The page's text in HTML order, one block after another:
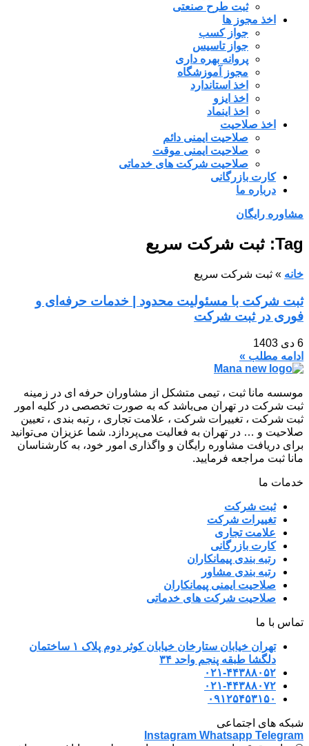
ثبت طرح صنعتی
اخذ مجوز ها
جواز کسب
جواز تاسیس
پروانه بهره داری
مجوز آموزشگاه
اخذ استاندارد
اخذ ایزو
اخذ اینماد
اخذ صلاحیت
صلاحیت ایمنی دائم
صلاحیت ایمنی موقت
صلاحیت شرکت های خدماتی
کارت بازرگانی
درباره ما
مشاوره رایگان
Tag: ثبت شرکت سریع
خانه » ثبت شرکت سریع
ثبت شرکت با مسئولیت محدود | خدمات حرفه‌ای و
فوری در ثبت شرکت
6 دی 1403
ادامه مطلب »
موسسه مانا ثبت ، تیمی متشکل از مشاوران حرفه ای در زمینه
ثبت شرکت در تهران می‌باشد که به صورت تخصصی در کلیه امور
ثبت شرکت ، تغییرات شرکت ، علامت تجاری ، رتبه بندی ، تعیین
صلاحیت و … در تهران به فعالیت می‌پردازد. شما عزیزان می‌توانید
برای دریافت مشاوره رایگان و واگذاری امور خود، به کارشناسان
مانا ثبت مراجعه فرمایید.
خدمات ما
ثبت شرکت
تغییرات شرکت
علامت تجاری
کارت بازرگانی
رتبه بندی پیمانکاران
رتبه بندی مشاور
صلاحیت ایمنی پیمانکاران
صلاحیت شرکت های خدماتی
تماس با ما
تهران خیابان ستارخان خیابان کوثر دوم پلاک ۱ ساختمان
دلگشا طبقه پنجم واحد ۳۴
۰۲۱-۴۴۳۸۸۰۵۲
۰۲۱-۴۴۳۸۸۰۷۲
۰۹۱۲۵۴۵۳۱۵۰
شبکه های اجتماعی
Instagram Whatsapp Telegram